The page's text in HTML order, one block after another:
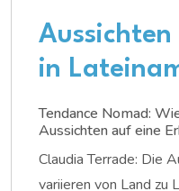
in
Tendance Nomad:
Aussichten auf eine
Claudia Terrade: Die
variieren von Land zu